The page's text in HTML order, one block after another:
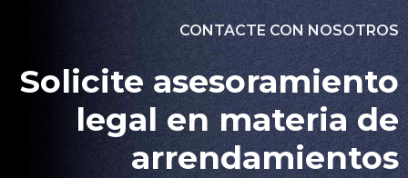
CONTACTE CON NOSOTROS
Solicite asesoramiento
legal en materia de
arrendamientos